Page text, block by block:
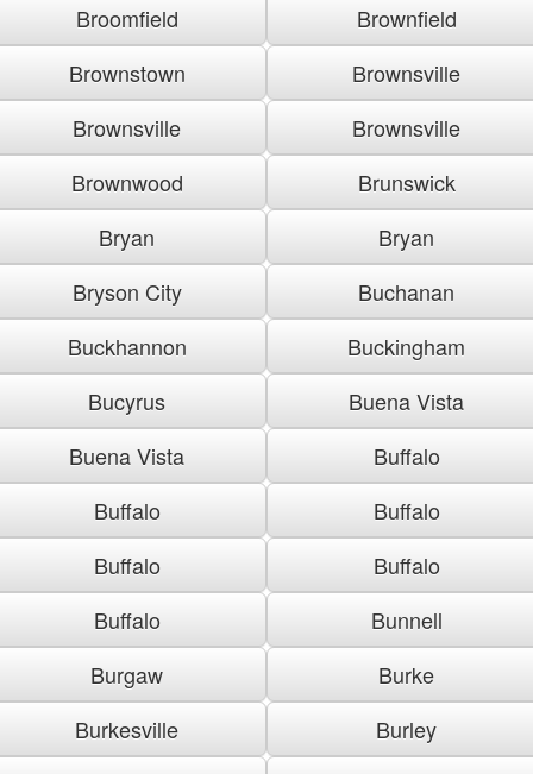
Broomfield
Brownfield
Brownstown
Brownsville
Brownsville
Brownsville
Brownwood
Brunswick
Bryan
Bryan
Bryson City
Buchanan
Buckhannon
Buckingham
Bucyrus
Buena Vista
Buena Vista
Buffalo
Buffalo
Buffalo
Buffalo
Buffalo
Buffalo
Bunnell
Burgaw
Burke
Burkesville
Burley